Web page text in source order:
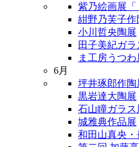
紫乃絵画展「
紺野乃芙子作
小川哲央陶展
田子美紀ガラ
ま工房うつわ
6月
坪井琢郎作陶
黒岩達大陶展
石山瞳ガラス
城雅典作品展
和田山真央・